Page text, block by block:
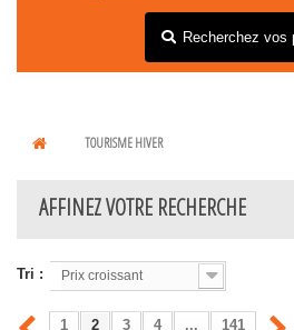
Recherchez vos
TOURISME HIVER
AFFINEZ VOTRE RECHERCHE
Tri : Prix croissant
1 2 3 4 ... 141